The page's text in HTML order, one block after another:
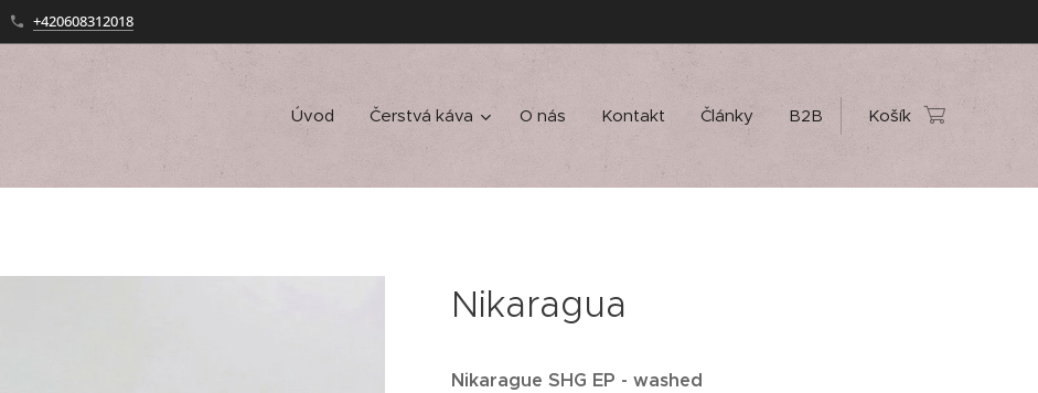
+420608312018
Úvod Čerstvá káva O nás Kontakt Články B2B Košík
Nikaragua
Nikarague SHG EP - washed